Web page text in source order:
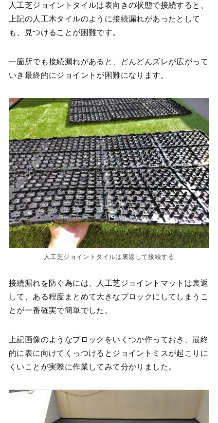
人工芝ジョイントタイルは表向きの状態で接続すると、
上記の人工木タイルのように接続漏れがあったとして
も、見つけることが困難です。
一箇所でも接続漏れがあると、どんどんズレが広がって
いき最終的にジョイントが困難になります。
人工芝ジョイントタイルは裏返して接続する
接続漏れを防ぐ為には、人工芝ジョイントマットは裏返
して、ある程度まとめて大きなブロックにしてしまうこ
とが一番確実で簡単でした。
上記画像のようなブロックをいくつか作っておき、最終
的に表に向けてくっつけるとジョイントミスが起こりに
くいことが実際に作業してみて分かりました。